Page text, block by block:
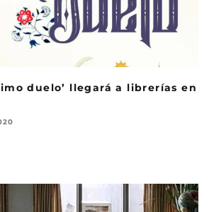
duelo’ llegará a librerías en